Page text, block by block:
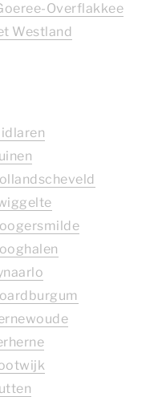
Overflakkee
Westland